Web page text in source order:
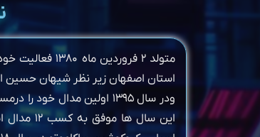
استان اصفهان زیر نظر شیهان حسین
ودر سال ۱۳۹۵ اولین